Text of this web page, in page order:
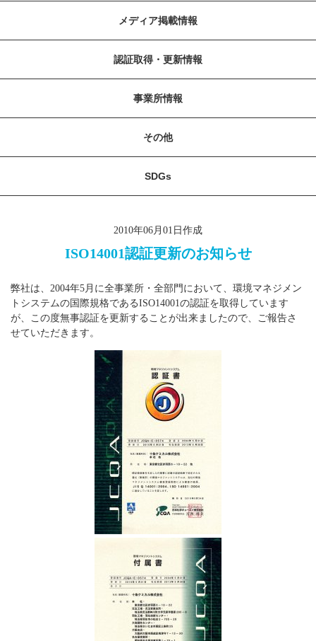
メディア掲載情報
認証取得・更新情報
事業所情報
その他
SDGs
2010年06月01日作成
ISO14001認証更新のお知らせ
弊社は、2004年5月に全事業所・全部門において、環境マネジメン
トシステムの国際規格であるISO14001の認証を取得しています
が、この度無事認証を更新することが出来ましたので、ご報告さ
せていただきます。